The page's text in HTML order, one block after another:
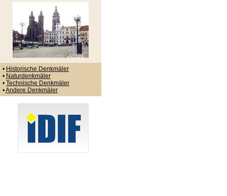
• Historische Denkmäler
• Naturdenkmäler
• Technische Denkmäler
•Andere Denkmäler